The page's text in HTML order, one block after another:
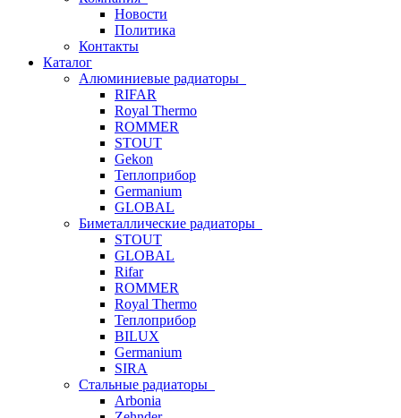
Новости
Политика
Контакты
Каталог
Алюминиевые радиаторы
RIFAR
Royal Thermo
ROMMER
STOUT
Gekon
Теплоприбор
Germanium
GLOBAL
Биметаллические радиаторы
STOUT
GLOBAL
Rifar
ROMMER
Royal Thermo
Теплоприбор
BILUX
Germanium
SIRA
Стальные радиаторы
Arbonia